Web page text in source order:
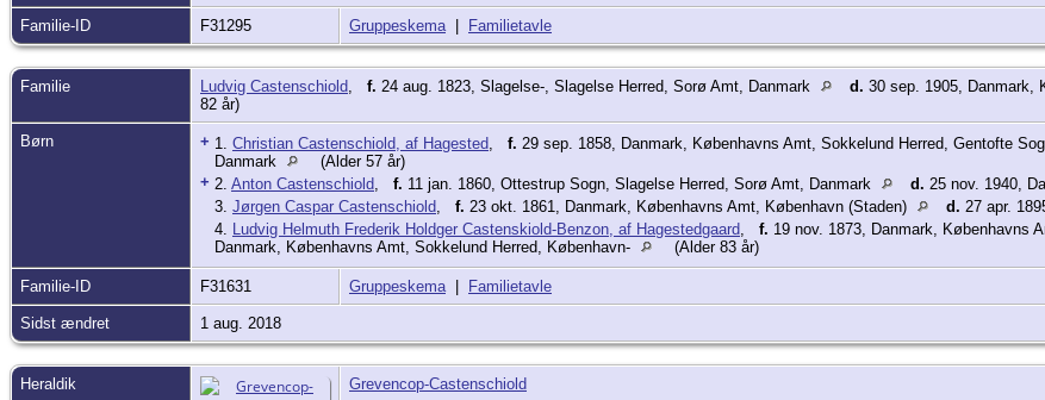
Familie-ID F31295 Gruppeskema| Familietavle
Familie Ludvig Castenschiold, f. 24 aug. 1823, Slagelse-, Slagelse Herred, Sorø Amt, Danmark d. 30 sep. 1905, Danmark,
82 år)
Børn + 1. Christian Castenschiold, af Hagested, f. 29 sep. 1858, Danmark, Københavns Amt, Sokkelund Herred, Gentofte
Danmark
(Alder 57 år)
+ 2. Anton Castenschiold, f. 11 jan. 1860, Ottestrup Sogn, Slagelse Herred, Sorø Amt, Danmark d. 25 nov. 1940,
3. Jørgen Caspar Castenschiold, f. 23 okt. 1861, Danmark, Københavns Amt, København (Staden) d. 27 apr.
4. Ludvig Helmuth Frederik Holdger Castenskiold-Benzon, af Hagestedgaard, f. 19 nov. 1873, Danmark, Københavns
Danmark, Københavns Amt, Sokkelund Herred, København-
(Alder 83 år)
Familie-ID F31631 Gruppeskema| Familietavle
Sidst ændret 1 aug. 2018
Heraldik Grevencop-Castenschiold